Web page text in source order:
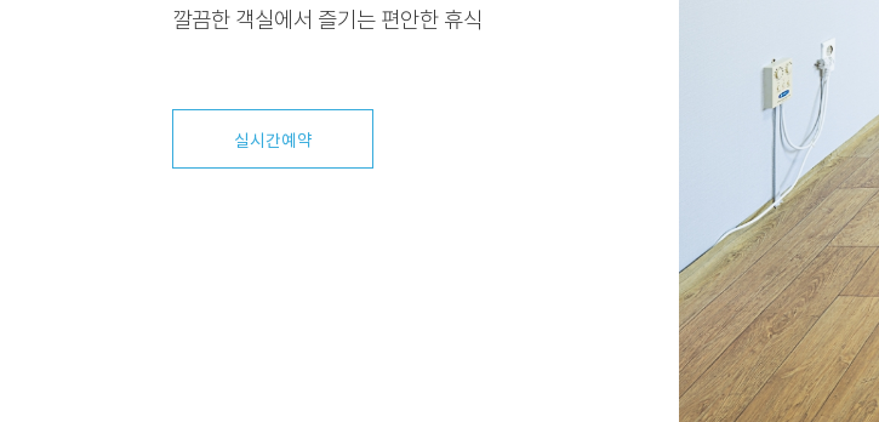
깔끔한 객실에서 즐기는 편안한 휴식
실시간예약